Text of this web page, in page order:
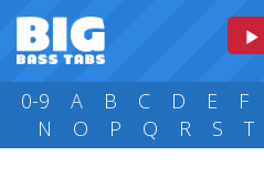
0-9 A B C D E F
N
O P Q R S T